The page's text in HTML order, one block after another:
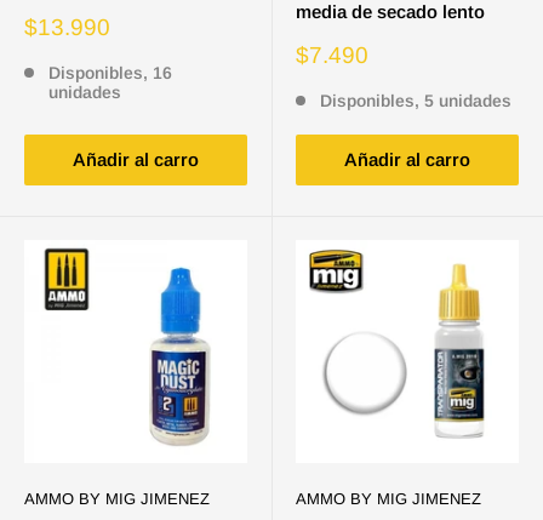
Precio
venta
$13.990
Disponibles, 16
unidades
Añadir al carro
media de secado lento
Precio
venta
$7.490
Disponibles, 5 unidades
Añadir al carro
AMMO BY MIG JIMENEZ AMMO BY MIG JIMENEZ